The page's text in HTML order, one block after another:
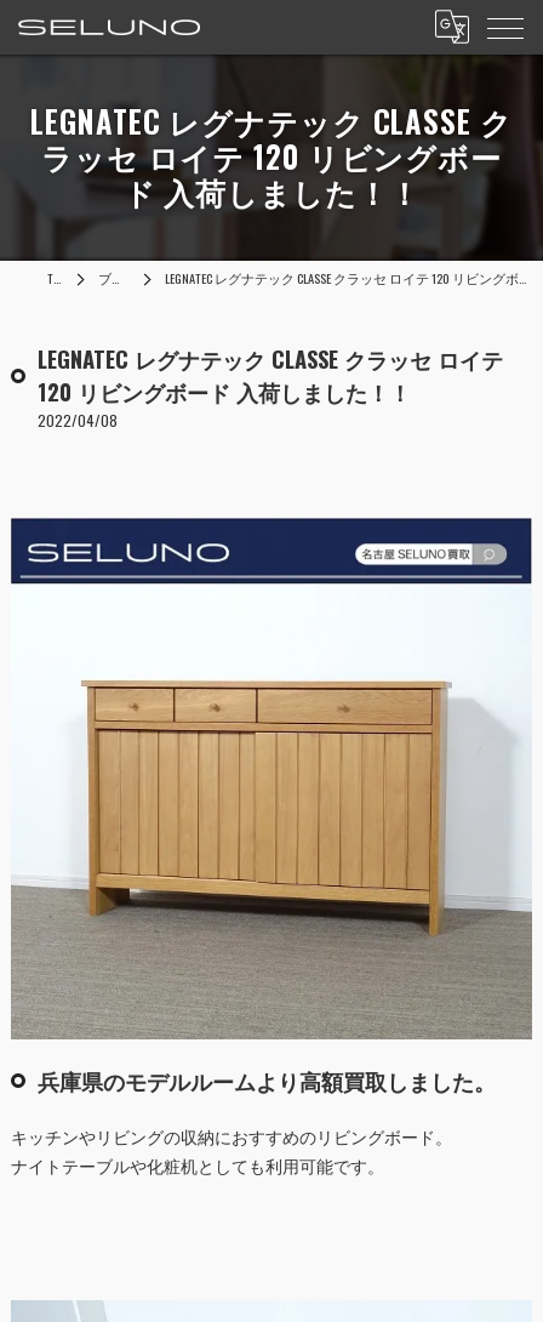
LEGNATEC レグナテック CLASSE ク
ラッセ ロイテ 120 リビングボー
ド 入荷しました！！
TOP ブログ LEGNATEC レグナテック CLASSE クラッセ ロイテ 120 リビングボード 入荷しました！！
LEGNATEC レグナテック CLASSE クラッセ ロイテ
120 リビングボード 入荷しました！！
2022/04/08
兵庫県のモデルルームより高額買取しました。
キッチンやリビングの収納におすすめのリビングボード。
ナイトテーブルや化粧机としても利用可能です。